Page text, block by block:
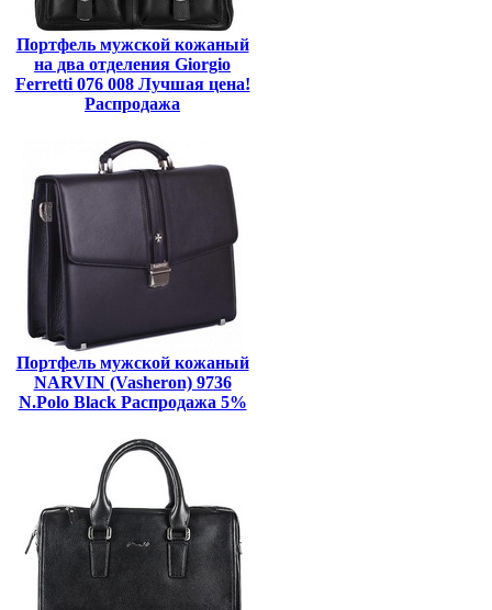
Портфель мужской кожаный
на два отделения Giorgio
Ferretti 076 008 Лучшая цена!
Распродажа
Портфель мужской кожаный
NARVIN (Vasheron) 9736
N.Polo Black Распродажа 5%